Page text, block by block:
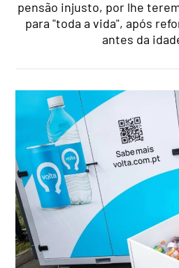
pensão injusto, por lhe
para "toda a vida", após
antes da